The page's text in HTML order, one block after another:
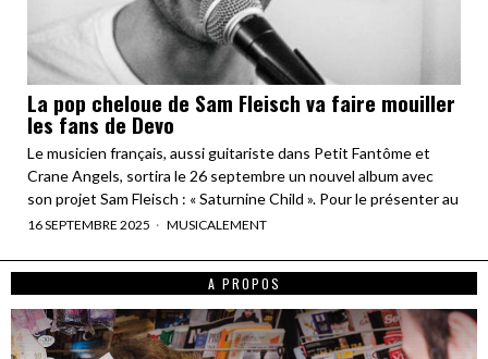
La pop cheloue de Sam Fleisch va faire mouiller
les fans de Devo
Le musicien français, aussi guitariste dans Petit Fantôme et
Crane Angels, sortira le 26 septembre un nouvel album avec
son projet Sam Fleisch : « Saturnine Child ». Pour le présenter au
16 SEPTEMBRE 2025 MUSICALEMENT
A PROPOS